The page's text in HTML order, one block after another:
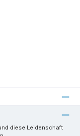
diese Leidenschaft